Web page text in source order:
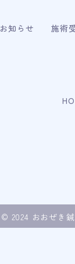
お知らせ 施術
© 2024 おおぜき